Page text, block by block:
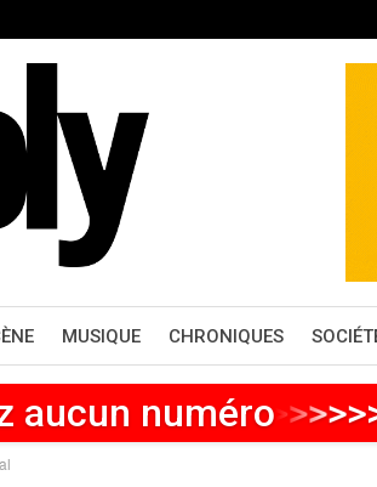
MUSIQUE CHRONIQUES
aucun numéro>>>>>